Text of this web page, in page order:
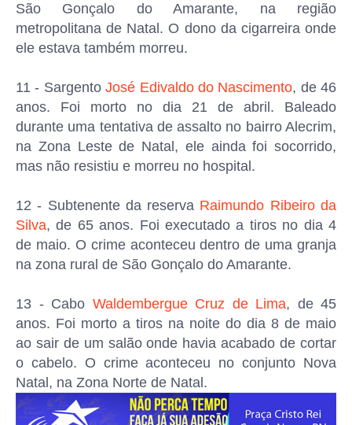
São Gonçalo do Amarante, na região
metropolitana de Natal. O dono da cigarreira onde
ele estava também morreu.
11 - SargentoJosé Edivaldo do Nascimento, de 46
anos. Foi morto no dia 21 de abril. Baleado
durante uma tentativa de assalto no bairro Alecrim,
na Zona Leste de Natal, ele ainda foi socorrido,
mas não resistiu e morreu no hospital.
12 - Subtenente da reserva Raimundo Ribeiro da
Silva, de 65 anos. Foi executado a tiros no dia 4
de maio. O crime aconteceu dentro de uma granja
na zona rural de São Gonçalo do Amarante.
13 - Cabo Waldembergue Cruz de Lima, de 45
anos. Foi morto a tiros na noite do dia 8 de maio
ao sair de um salão onde havia acabado de cortar
o cabelo. O crime aconteceu no conjunto Nova
Natal, na Zona Norte de Natal.